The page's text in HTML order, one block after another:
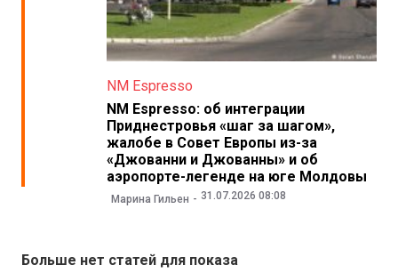
NM Espresso
NM Espresso: об интеграции
Приднестровья «шаг за шагом»,
жалобе в Совет Европы из-за
«Джованни и Джованны» и об
аэропорте-легенде на юге Молдовы
Марина Гильен 31.07.2026 08:08
Больше нет статей для показа